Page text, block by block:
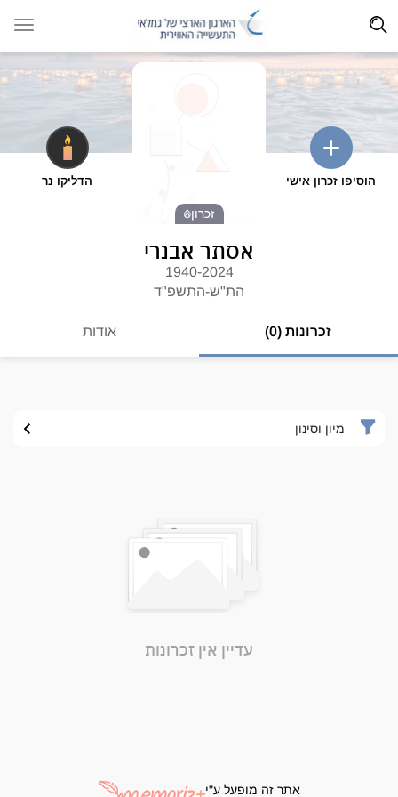
הוסיפו זכרון אישי
זכרון
הדליקו נר
אסתר אבנרי
1940-2024
הת"ש-התשפ"ד
זכרונות (0) אודות
מיון וסינון
עדיין אין זכרונות
אתר זה מופעל ע"י